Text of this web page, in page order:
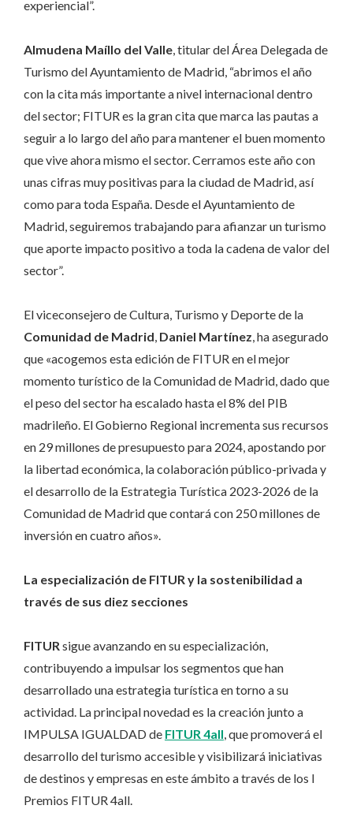
experiencial”.
Almudena Maíllo del Valle , titular del Área Delegada de
Turismo del Ayuntamiento de Madrid, “abrimos el año
con la cita más importante a nivel internacional dentro
del sector; FITUR es la gran cita que marca las pautas a
seguir a lo largo del año para mantener el buen momento
que vive ahora mismo el sector. Cerramos este año con
unas cifras muy positivas para la ciudad de Madrid, así
como para toda España. Desde el Ayuntamiento de
Madrid, seguiremos trabajando para afianzar un turismo
que aporte impacto positivo a toda la cadena de valor del
sector”.
El viceconsejero de Cultura, Turismo y Deporte de la
Comunidad de Madrid Daniel Martínez , ha asegurado
que «acogemos esta edición de FITUR en el mejor
momento turístico de la Comunidad de Madrid, dado que
el peso del sector ha escalado hasta el 8% del PIB
madrileño. El Gobierno Regional incrementa sus recursos
en 29 millones de presupuesto para 2024, apostando por
la libertad económica, la colaboración público-privada y
el desarrollo de la Estrategia Turística 2023-2026 de la
Comunidad de Madrid que contará con 250 millones de
inversión en cuatro años».
La especialización de FITUR y la sostenibilidad a
través de sus diez secciones
FITUR sigue avanzando en su especialización,
contribuyendo a impulsar los segmentos que han
desarrollado una estrategia turística en torno a su
actividad. La principal novedad es la creación junto a
IMPULSA IGUALDAD de FITUR 4all , que promoverá el
desarrollo del turismo accesible y visibilizará iniciativas
de destinos y empresas en este ámbito a través de los I
Premios FITUR 4all.